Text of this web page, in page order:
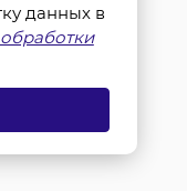
данных в